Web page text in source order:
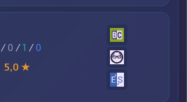
/ 0 /1 /0
5,0 ★